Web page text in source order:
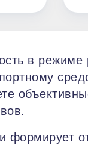
в режиме
формирует